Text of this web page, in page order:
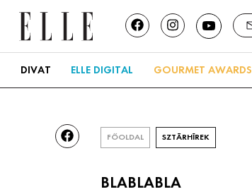
DIVAT ELLE DIGITAL GOURMET AWARDS
FŐOLDAL SZTÁRHÍREK
BLABLABLA